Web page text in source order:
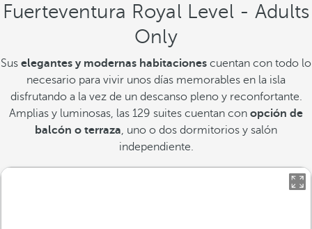
Fuerteventura Royal Level - Adults
Only
Sus elegantes y modernas habitaciones cuentan con todo lo
necesario para vivir unos días memorables en la isla
disfrutando a la vez de un descanso pleno y reconfortante.
Amplias y luminosas, las 129 suites cuentan con opción de
balcón o terraza, uno o dos dormitorios y salón
independiente.